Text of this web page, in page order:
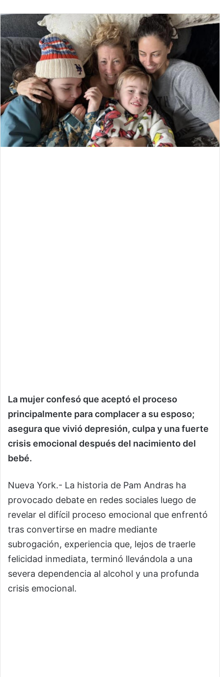
email
La mujer confesó que aceptó el proceso
principalmente para complacer a su esposo;
asegura que vivió depresión, culpa y una fuerte
crisis emocional después del nacimiento del
bebé.
Nueva York.- La historia de Pam Andras ha
provocado debate en redes sociales luego de
revelar el difícil proceso emocional que enfrentó
tras convertirse en madre mediante
subrogación, experiencia que, lejos de traerle
felicidad inmediata, terminó llevándola a una
severa dependencia al alcohol y una profunda
crisis emocional.